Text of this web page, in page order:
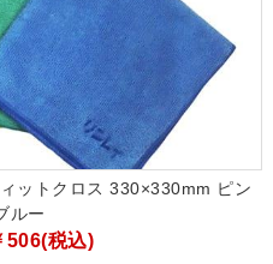
ットクロス 330×330mm ピン
ルー
506(税込)